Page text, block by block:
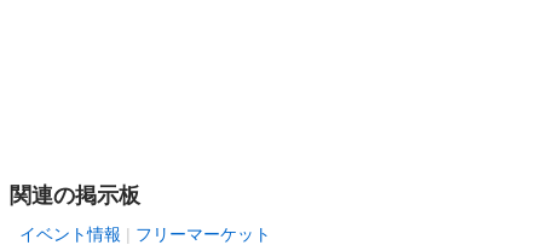
関連の掲示板
イベント情報 フリーマーケット